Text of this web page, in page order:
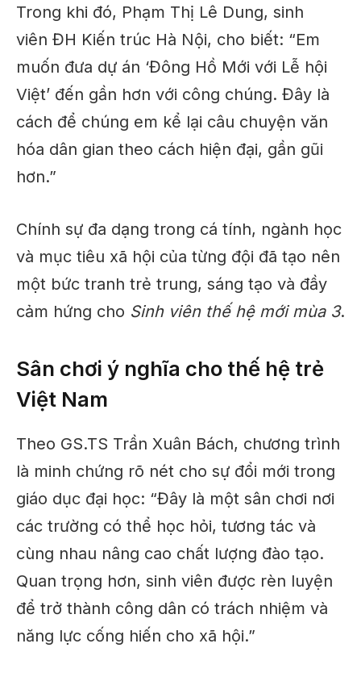
Trong khi đó, Phạm Thị Lê Dung, sinh
viên ĐH Kiến trúc Hà Nội, cho biết: “Em
muốn đưa dự án ‘Đông Hồ Mới với Lễ hội
Việt’ đến gần hơn với công chúng. Đây là
cách để chúng em kể lại câu chuyện văn
hóa dân gian theo cách hiện đại, gần gũi
hơn.”
Chính sự đa dạng trong cá tính, ngành học
và mục tiêu xã hội của từng đội đã tạo nên
một bức tranh trẻ trung, sáng tạo và đầy
cảm hứng cho Sinh viên thế hệ mới mùa 3.
Sân chơi ý nghĩa cho thế hệ trẻ
Việt Nam
Theo GS.TS Trần Xuân Bách, chương trình
là minh chứng rõ nét cho sự đổi mới trong
giáo dục đại học: “Đây là một sân chơi nơi
các trường có thể học hỏi, tương tác và
cùng nhau nâng cao chất lượng đào tạo.
Quan trọng hơn, sinh viên được rèn luyện
để trở thành công dân có trách nhiệm và
năng lực cống hiến cho xã hội.”